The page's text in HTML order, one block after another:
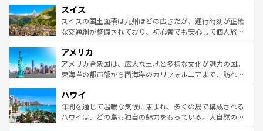
れる地方に足を運ぶとそれぞれで全く異なる文化を体験で
きるだろう。 なお、新着のフランス情報はコンテンツ一覧
を参照してほしい。
は、お酒好きな人にはぜひ体験してほしい。 なお、新着の
ドイツ情報はコンテンツ一覧を参照してほしい。
リアごとに異なる魅力がある。また、優雅なアフタヌーン
ティー、ビール好きにはたまらない英国パブ、サッカー観
戦など、本場だからこそできる体験も豊富。イギリスを旅
ンツ一覧を参照してほしい。
スイス
スイスの国土面積は九州ほどの広さだが、運行時刻が正確
な交通網が整備されており、初心者でも安心して個人旅行
の建物がそのまま残る町や、スイスならではのユニークな
博物館もあり、アルプス観光だけでなく町歩きも満喫する
ことができる。国民の所得が高いため物価も高いが、旅行
ば市内交通費無料で観光を楽しむこともできる。 なお、新
着のスイス情報はコンテンツ一覧 を参照してほしい。
アメリカ
アメリカ合衆国は、広大な土地と多様な文化が魅力の国。
東海岸の都市部から西海岸のカリフォルニアまで、訪れる
のような巨大都市は、観光、ショッピング、エンターテイ
ンメントが詰まった刺激的なスポットだ。一方、アメリカ
西部には大自然が広がり、グランドキャニオンやイエロー
ハワイ
年間を通じて温暖な気候に恵まれ、多くの島で構成される
ハワイは、どの島も独自の魅力をもっている。大自然の神